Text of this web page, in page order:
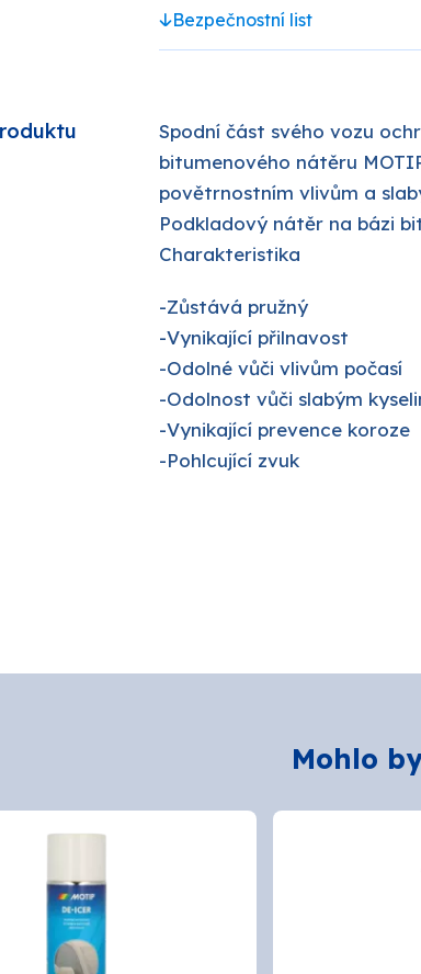
SOUDAL
TIKKURILA
Bezpečnostní list
Spodní část svého vozu
bitumenového nátěru
povětrnostním vlivům a
Podkladový nátěr na bázi
Charakteristika
-Zůstává pružný
-Vynikající přilnavost
-Odolné vůči vlivům počasí
-Odolnost vůči slabým
-Vynikající prevence koroze
-Pohlcující zvuk
Mohlo